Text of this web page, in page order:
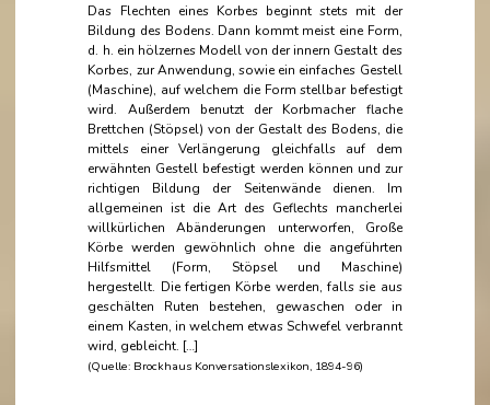
Das Flechten eines Korbes beginnt stets mit der
Bildung des Bodens. Dann kommt meist eine Form,
d. h. ein hölzernes Modell von der innern Gestalt des
Korbes, zur Anwendung, sowie ein einfaches Gestell
(Maschine), auf welchem die Form stellbar befestigt
wird. Außerdem benutzt der Korbmacher flache
Brettchen (Stöpsel) von der Gestalt des Bodens, die
mittels einer Verlängerung gleichfalls auf dem
erwähnten Gestell befestigt werden können und zur
richtigen Bildung der Seitenwände dienen. Im
allgemeinen ist die Art des Geflechts mancherlei
willkürlichen Abänderungen unterworfen, Große
Körbe werden gewöhnlich ohne die angeführten
Hilfsmittel (Form, Stöpsel und Maschine)
hergestellt. Die fertigen Körbe werden, falls sie aus
geschälten Ruten bestehen, gewaschen oder in
einem Kasten, in welchem etwas Schwefel verbrannt
wird, gebleicht. […]
(Quelle: Brockhaus Konversationslexikon, 1894-96)